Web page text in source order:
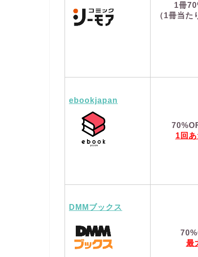
1冊
（1冊当
ebookjapan
1回
DMMブックス
最